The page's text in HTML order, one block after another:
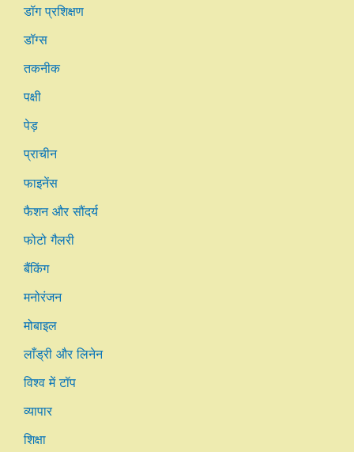
डॉग प्रशिक्षण
डॉग्स
तकनीक
पक्षी
पेड़
प्राचीन
फाइनेंस
फैशन और सौंदर्य
फोटो गैलरी
बैंकिंग
मनोरंजन
मोबाइल
लाँड्री और लिनेन
विश्व में टॉप
व्यापार
शिक्षा